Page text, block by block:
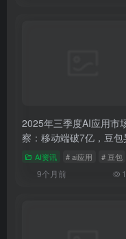
2025年三季度AI应用市
察：移动端破7亿，豆包
突起AI资讯 # ai应用 # 豆包
9个月前